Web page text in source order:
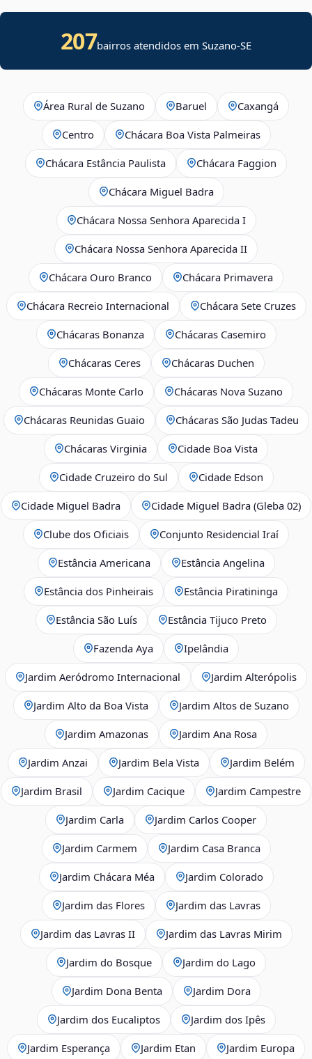
207bairros atendidos emSuzano-SE
Área Rural de Suzano Baruel Caxangá
Centro Chácara Boa Vista Palmeiras
Chácara Estância Paulista Chácara Faggion
Chácara Miguel Badra
Chácara Nossa Senhora Aparecida I
Chácara Nossa Senhora Aparecida II
Chácara Ouro Branco Chácara Primavera
Chácara Recreio Internacional Chácara Sete Cruzes
Chácaras Bonanza Chácaras Casemiro
Chácaras Ceres Chácaras Duchen
Chácaras Monte Carlo Chácaras Nova Suzano
Chácaras Reunidas Guaio Chácaras São Judas Tadeu
Chácaras Virginia Cidade Boa Vista
Cidade Cruzeiro do Sul Cidade Edson
Cidade Miguel Badra Cidade Miguel Badra (Gleba 02)
Clube dos Oficiais Conjunto Residencial Iraí
Estância Americana Estância Angelina
Estância dos Pinheirais Estância Piratininga
Estância São Luís Estância Tijuco Preto
Fazenda Aya Ipelândia
Jardim Aeródromo Internacional Jardim Alterópolis
Jardim Alto da Boa Vista Jardim Altos de Suzano
Jardim Amazonas Jardim Ana Rosa
Jardim Anzai Jardim Bela Vista Jardim Belém
Jardim Brasil Jardim Cacique Jardim Campestre
Jardim Carla Jardim Carlos Cooper
Jardim Carmem Jardim Casa Branca
Jardim Chácara Méa Jardim Colorado
Jardim das Flores Jardim das Lavras
Jardim das Lavras II Jardim das Lavras Mirim
Jardim do Bosque Jardim do Lago
Jardim Dona Benta Jardim Dora
Jardim dos Eucaliptos Jardim dos Ipês
Jardim Esperança Jardim Etan Jardim Europa